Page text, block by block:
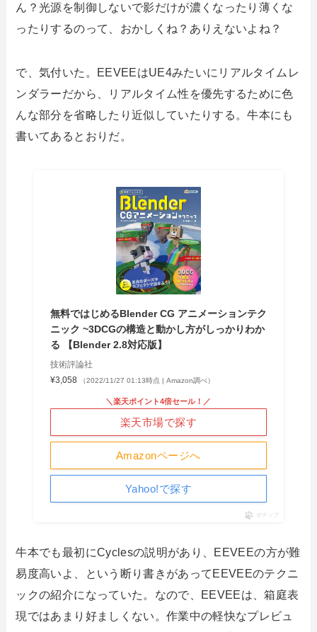
ん？光源を制御しないで影だけが濃くなったり薄くな
ったりするのって、おかしくね？ありえないよね？
で、気付いた。EEVEEはUE4みたいにリアルタイムレ
ンダラーだから、リアルタイム性を優先するために色
んな部分を省略したり近似していたりする。牛本にも
書いてあるとおりだ。
無料ではじめるBlender CG アニメーションテク
ニック ~3DCGの構造と動かし方がしっかりわか
る 【Blender 2.8対応版】
技術評論社
¥3,058
（2022/11/27 01:13時点 | Amazon調べ）
Amazonページへ
＼楽天ポイント4倍セール！／
楽天市場で探す
Yahoo!で探す
ポチップ
牛本でも最初にCyclesの説明があり、EEVEEの方が難
易度高いよ、という断り書きがあってEEVEEのテクニ
ックの紹介になっていた。なので、EEVEEは、箱庭表
現ではあまり好ましくない。作業中の軽快なプレビュ